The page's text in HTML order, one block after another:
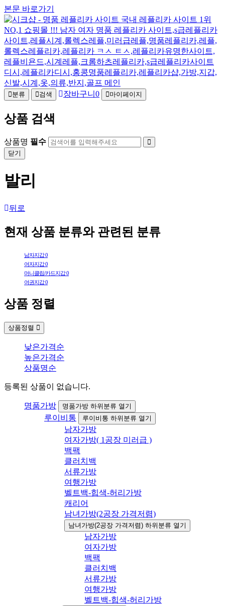
본문 바로가기
분류 검색 장바구니 0 마이페이지
상품 검색
상품명 필수
닫기
발리
뒤로
현재 상품 분류와 관련된 분류
남자지갑0
여자지갑0
머니클립/카드지갑0
여권지갑0
상품 정렬
상품정렬
낮은가격순
높은가격순
상품명순
등록된 상품이 없습니다.
명품가방 명품가방 하위분류 열기
루이비통 루이비통 하위분류 열기
남자가방
여자가방( 1공장 미러급 )
백팩
클러치백
서류가방
여행가방
벨트백-힙색-허리가방
캐리어
남녀가방(2공장 가격저렴)
남녀가방(2공장 가격저렴) 하위분류 열기
남자가방
여자가방
백팩
클러치백
서류가방
여행가방
벨트백-힙색-허리가방